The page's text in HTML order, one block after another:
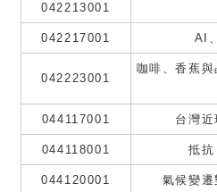
042213001
042217001 AI
042223001
咖啡、香蕉
044117001 台灣
044118001 抵
044120001 氣候變